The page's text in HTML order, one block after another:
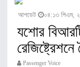
আপডেট ০৪:১৩ পিএম,
যশোর
Passenger Voice